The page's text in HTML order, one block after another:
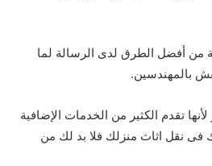
من أفضل الطرق لدى الرسالة لما
بالمهندسين.
تقدم الكثير من الخدمات الإضافية
فى نقل اثاث منزلك فلا بد لك من